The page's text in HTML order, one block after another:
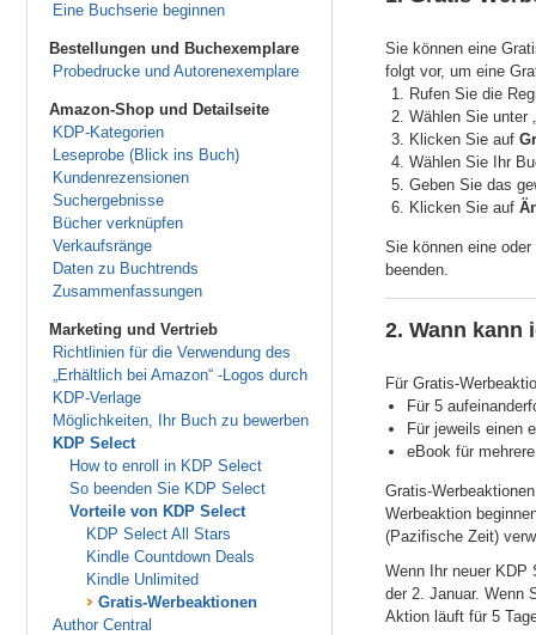
Eine Buchserie beginnen
Bestellungen und Buchexemplare
Probedrucke und Autorenexemplare
Amazon-Shop und Detailseite
KDP-Kategorien
Leseprobe (Blick ins Buch)
Kundenrezensionen
Suchergebnisse
Bücher verknüpfen
Verkaufsränge
Daten zu Buchtrends
Zusammenfassungen
Marketing und Vertrieb
Richtlinien für die Verwendung des
„Erhältlich bei Amazon“ -Logos durch
KDP-Verlage
Möglichkeiten, Ihr Buch zu bewerben
KDP Select
How to enroll in KDP Select
So beenden Sie KDP Select
Vorteile von KDP Select
KDP Select All Stars
Kindle Countdown Deals
Kindle Unlimited
Gratis-Werbeaktionen
Author Central
Sie können eine
folgt vor, um eine
Rufen Sie die
Wählen Sie unter
Klicken Sie auf
Wählen Sie Ihr
Geben Sie das
Klicken Sie auf
Sie können eine
beenden.
2. Wann kann
Für Gratis-
Für 5
Für jeweils einen
eBook für
Gratis-
Werbeaktion
(Pazifische Zeit)
Wenn Ihr neuer KDP
der 2. Januar. Wenn
Aktion läuft für 5